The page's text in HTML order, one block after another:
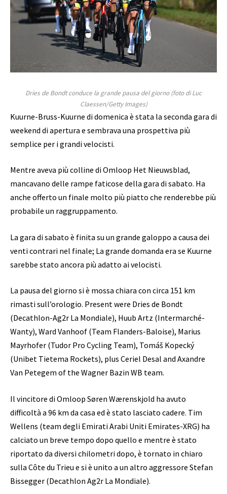
Dries de Bondt conduce la grande pausa del giorno (foto di Luc
Claessen/Getty Images)
Kuurne-Bruss-Kuurne di domenica è stata la seconda gara di
weekend di apertura e sembrava una prospettiva più
semplice per i grandi velocisti.
Mentre aveva più colline di Omloop Het Nieuwsblad,
mancavano delle rampe faticose della gara di sabato. Ha
anche offerto un finale molto più piatto che renderebbe più
probabile un raggruppamento.
La gara di sabato è finita su un grande galoppo a causa dei
venti contrari nel finale; La grande domanda era se Kuurne
sarebbe stato ancora più adatto ai velocisti.
La pausa del giorno si è mossa chiara con circa 151 km
rimasti sull’orologio. Present were Dries de Bondt
(Decathlon-Ag2r La Mondiale), Huub Artz (Intermarché-
Wanty), Ward Vanhoof (Team Flanders-Baloise), Marius
Mayrhofer (Tudor Pro Cycling Team), Tomáš Kopecký
(Unibet Tietema Rockets), plus Ceriel Desal and Axandre
Van Petegem of the Wagner Bazin WB team.
Il vincitore di Omloop Søren Wærenskjold ha avuto
difficoltà a 96 km da casa ed è stato lasciato cadere. Tim
Wellens (team degli Emirati Arabi Uniti Emirates-XRG) ha
calciato un breve tempo dopo quello e mentre è stato
riportato da diversi chilometri dopo, è tornato in chiaro
sulla Côte du Trieu e si è unito a un altro aggressore Stefan
Bissegger (Decathlon Ag2r La Mondiale).